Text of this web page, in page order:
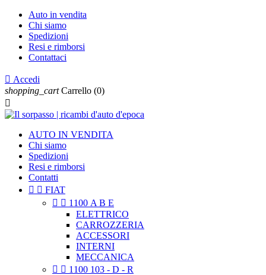
Auto in vendita
Chi siamo
Spedizioni
Resi e rimborsi
Contattaci
 Accedi
shopping_cart Carrello (0)

AUTO IN VENDITA
Chi siamo
Spedizioni
Resi e rimborsi
Contatti
  FIAT
  1100 A B E
ELETTRICO
CARROZZERIA
ACCESSORI
INTERNI
MECCANICA
  1100 103 - D - R